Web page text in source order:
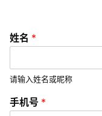
A
P
开
手
机
*
*
姓名 *
请输入姓名或昵称
手机号 *